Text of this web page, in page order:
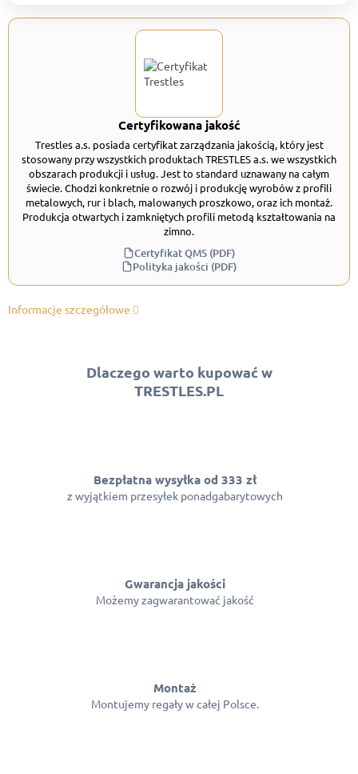
Certyfikowana jakość
Trestles a.s. posiada certyfikat zarządzania jakością, który jest
stosowany przy wszystkich produktach TRESTLES a.s. we wszystkich
obszarach produkcji i usług. Jest to standard uznawany na całym
świecie. Chodzi konkretnie o rozwój i produkcję wyrobów z profili
metalowych, rur i blach, malowanych proszkowo, oraz ich montaż.
Produkcja otwartych i zamkniętych profili metodą kształtowania na
zimno.
Certyfikat QMS (PDF)
Polityka jakości (PDF)
Informacje szczegółowe
Dlaczego warto kupować w
TRESTLES.PL
Bezpłatna wysyłka od 333 zł
z wyjątkiem przesyłek ponadgabarytowych
Gwarancja jakości
Możemy zagwarantować jakość
Montaż
Montujemy regały w całej Polsce.